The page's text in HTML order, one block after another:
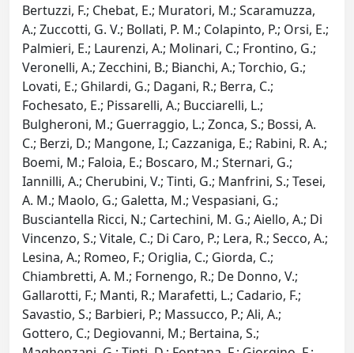
Bertuzzi, F.; Chebat, E.; Muratori, M.; Scaramuzza,
A.; Zuccotti, G. V.; Bollati, P. M.; Colapinto, P.; Orsi, E.;
Palmieri, E.; Laurenzi, A.; Molinari, C.; Frontino, G.;
Veronelli, A.; Zecchini, B.; Bianchi, A.; Torchio, G.;
Lovati, E.; Ghilardi, G.; Dagani, R.; Berra, C.;
Fochesato, E.; Pissarelli, A.; Bucciarelli, L.;
Bulgheroni, M.; Guerraggio, L.; Zonca, S.; Bossi, A.
C.; Berzi, D.; Mangone, I.; Cazzaniga, E.; Rabini, R. A.;
Boemi, M.; Faloia, E.; Boscaro, M.; Sternari, G.;
Iannilli, A.; Cherubini, V.; Tinti, G.; Manfrini, S.; Tesei,
A. M.; Maolo, G.; Galetta, M.; Vespasiani, G.;
Busciantella Ricci, N.; Cartechini, M. G.; Aiello, A.; Di
Vincenzo, S.; Vitale, C.; Di Caro, P.; Lera, R.; Secco, A.;
Lesina, A.; Romeo, F.; Origlia, C.; Giorda, C.;
Chiambretti, A. M.; Fornengo, R.; De Donno, V.;
Gallarotti, F.; Manti, R.; Marafetti, L.; Cadario, F.;
Savastio, S.; Barbieri, P.; Massucco, P.; Ali, A.;
Gottero, C.; Degiovanni, M.; Bertaina, S.;